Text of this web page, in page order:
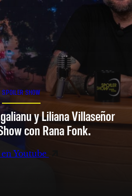
SPOILER SHOW
y Liliana Villaseñor
con Rana Fonk.
Youtube